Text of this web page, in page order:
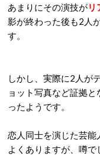
あまりにその演技がリ
影が終わった後も2 人
す。
しかし、実際に2 人が
ョット写真など証拠と
ったようです。
恋人同士を演じた芸能
よくありますが、噂で